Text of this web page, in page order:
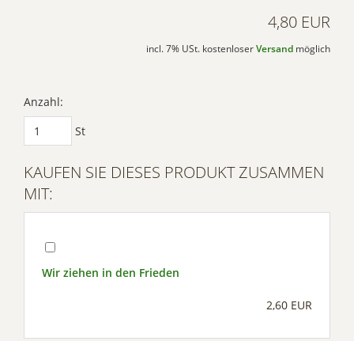
Powered by
Usercentrics Consent
4,80 EUR
incl. 7% USt. kostenloser Versand möglich
Anzahl:
St
KAUFEN SIE DIESES PRODUKT ZUSAMMEN
MIT:
Wir ziehen in den Frieden
2,60 EUR